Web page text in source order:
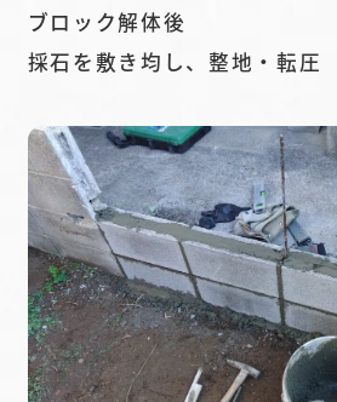
ブロック解体後
採石を敷き均し、整地・転圧